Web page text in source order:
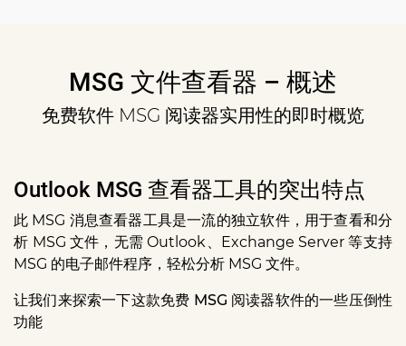
MSG 文件查看器 – 概述
免费软件 MSG 阅读器实用性的即时概览
Outlook MSG 查看器工具的突出特点
此 MSG 消息查看器工具是一流的独立软件，用于查看和分
析 MSG 文件，无需 Outlook、Exchange Server 等支持
MSG 的电子邮件程序，轻松分析 MSG 文件。
让我们来探索一下这款免费 MSG 阅读器软件的一些压倒性
功能